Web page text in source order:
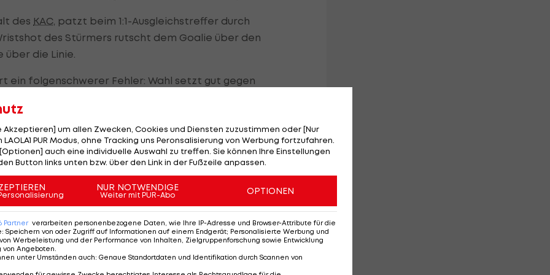
des KAC, patzt beim 1:1-Ausgleichstreffer durch
des Stürmers rutscht dem Goalie über den
über die Linie.
ein folgenschwerer Fehler: Wahl setzt gut gegen
Schlittschuh des Grazer Verteidigers aus spitzem
der 99ers wischt bei seinem Klärungsversuch nur
einmal alles nach vorne, 17 Sekunden vor Spielende
Distanz.
dass er dieses Spiel gewinnen möchte, Comrie
von Koch in der 65. Minute.
hat heute sehr stark gespielt", meint der Matchwinner
über den ersten Heimsieg desKACgegen Graz
Akzeptieren] um allen Zwecken, Cookies und Diensten zuzustimmen oder [Nur
PUR Modus, ohne Tracking uns Peronsalisierung von Werbung fortzufahren.
auch eine individuelle Auswahl zu treffen. Sie können Ihre Einstellungen
Button links unten bzw. über den Link in der Fußzeile anpassen.
NUR NOTWENDIGE
Weiter mit PUR-Abo OPTIONEN
Partner verarbeiten personenbezogene Daten, wie Ihre IP-Adresse und Browser-Attribute für die
: Speichern von oder Zugriff auf Informationen auf einem Endgerät; Personalisierte Werbung und
Werbeleistung und der Performance von Inhalten, Zielgruppenforschung sowie Entwicklung
von Angeboten
unter Umständen auch: Genaue Standortdaten und Identifikation durch Scannen von